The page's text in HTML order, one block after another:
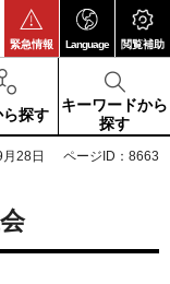
緊急情報 Language 閲覧補助
探す
キーワードから
探す
28日 ページID：8663